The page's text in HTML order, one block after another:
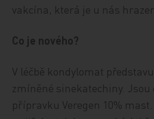
vakcína, která je u nás
Co je nového?
V léčbě kondylomat
zmíněné sinekatechiny. Jsou
přípravku Veregen 10%